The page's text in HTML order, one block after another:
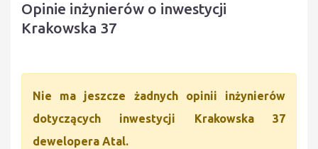
Opinie inżynierów o inwestycji
Krakowska 37
Nie ma jeszcze żadnych opinii inżynierów
dotyczących inwestycji Krakowska 37
dewelopera Atal.